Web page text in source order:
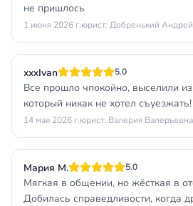
не пришлось
1 июня 2026 г.юрист: Добренький
xxxIvan 5.0
Все прошло чпокойно, выселили
который никак не хотел
14 мая 2026 г.юрист: Валерия
Мария М. 5.0
Мягкая в общении, но жёсткая в
Добилась справедливости, когда